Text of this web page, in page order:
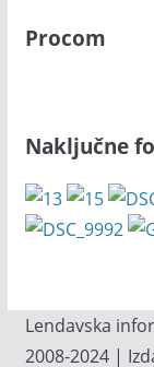
Procom
Naključne
Lendavska
2008-2024 |